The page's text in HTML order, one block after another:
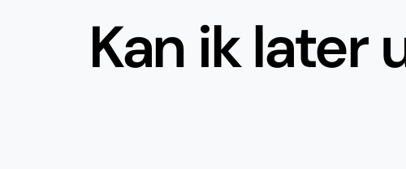
Kan ik later